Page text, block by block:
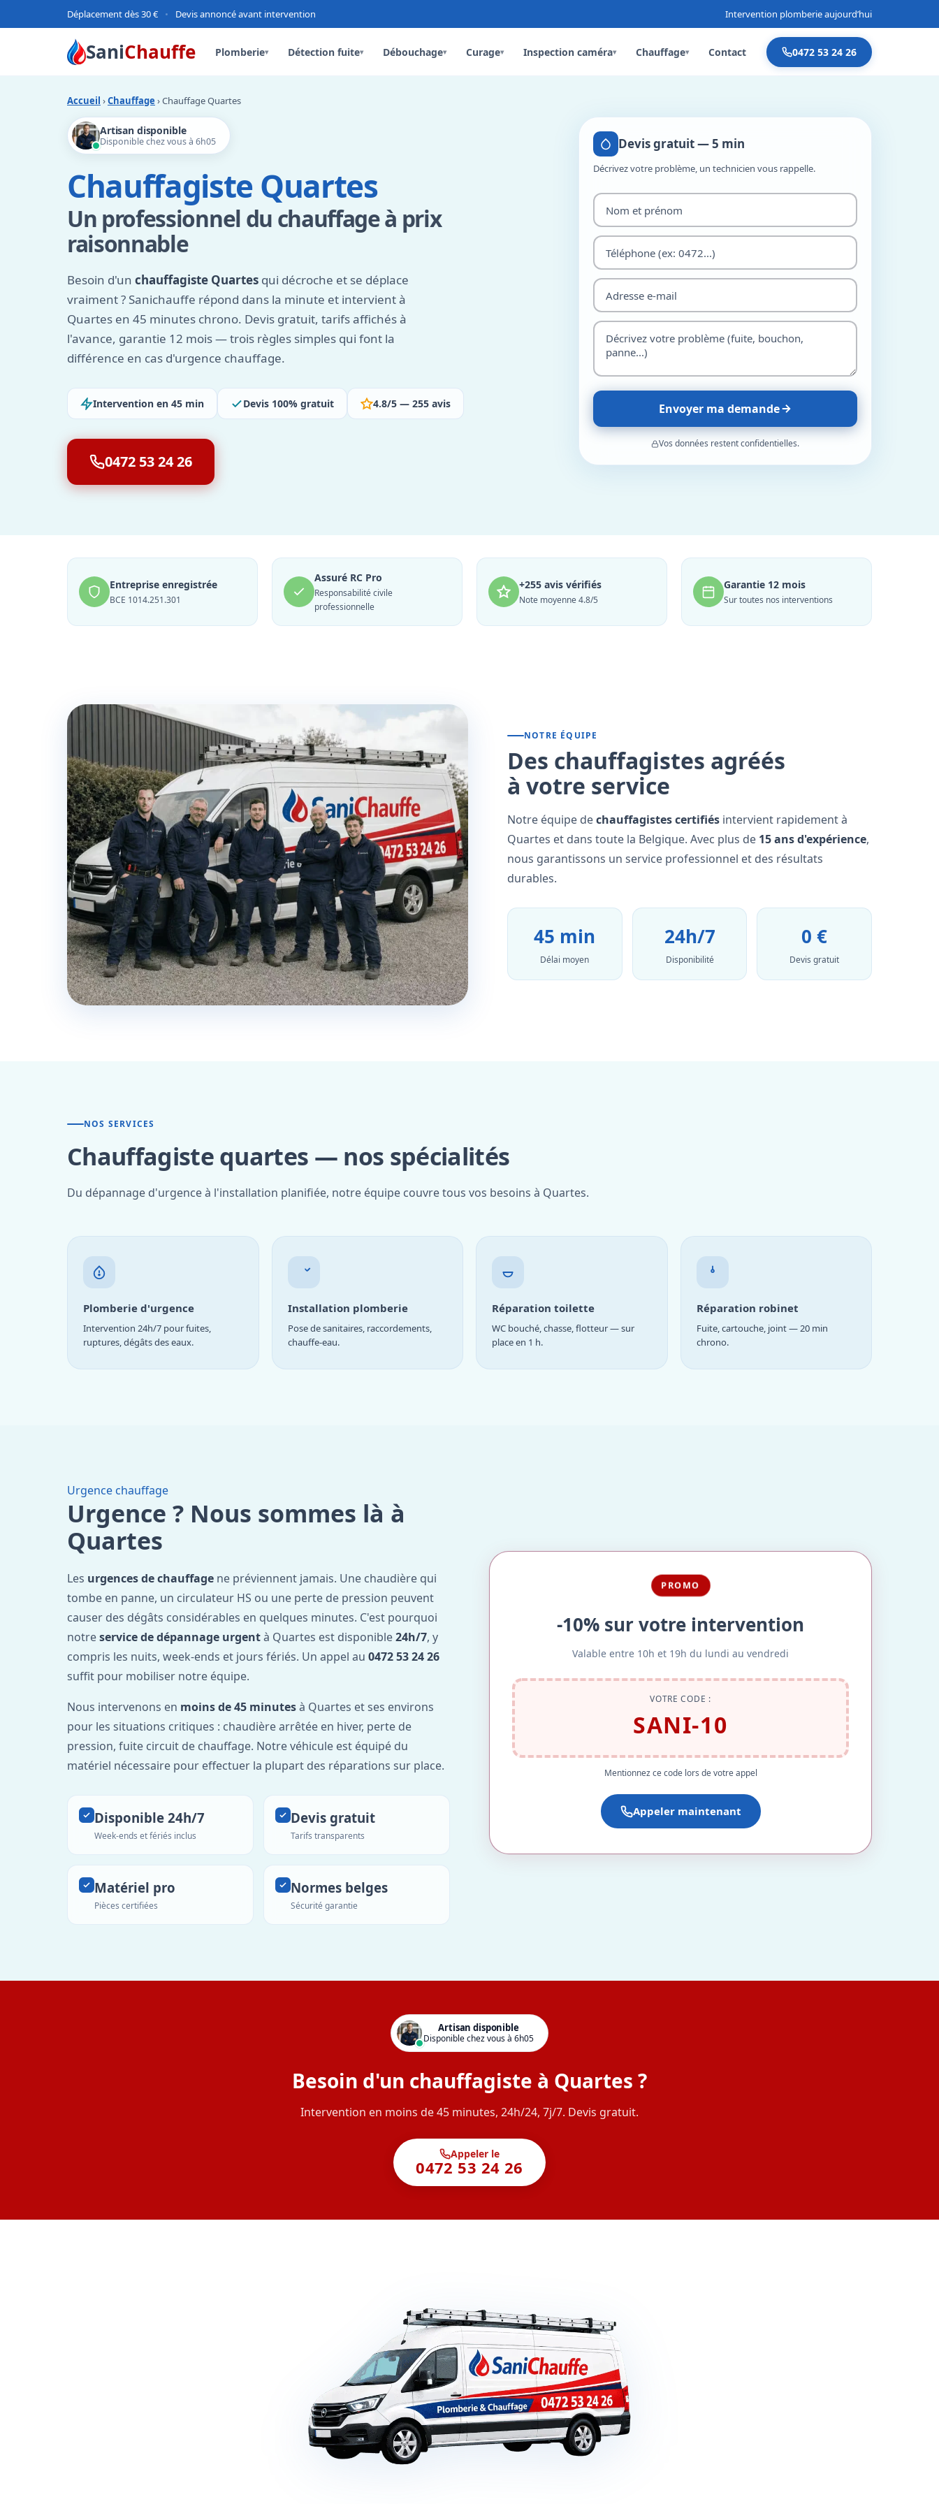
Déplacement dès 30 € • Devis annoncé avant intervention Intervention plomberie aujourd’hui
SaniChauffe Plomberie▾ Détection fuite▾ Débouchage▾ Curage▾ Inspection caméra▾ Chauffage▾ Contact 0472 53 24 26
Accueil ›Chauffage › Chauffage Quartes
Artisan disponible
Disponible chez vous à 6h05
Chauffagiste Quartes
Un professionnel du chauffage à prix
raisonnable
Besoin d'un chauffagiste Quartes qui décroche et se déplace
vraiment ? Sanichauffe répond dans la minute et intervient à
Quartes en 45 minutes chrono. Devis gratuit, tarifs affichés à
l'avance, garantie 12 mois — trois règles simples qui font la
différence en cas d'urgence chauffage.
Intervention en 45 min Devis 100% gratuit 4.8/5 — 255 avis
0472 53 24 26
Devis gratuit — 5 min
Décrivez votre problème, un technicien vous rappelle.
Envoyer ma demande
Vos données restent confidentielles.
Entreprise enregistrée
BCE 1014.251.301
Assuré RC Pro
Responsabilité civile
professionnelle
+255 avis vérifiés
Note moyenne 4.8/5
Garantie 12 mois
Sur toutes nos interventions
NOTRE ÉQUIPE
Des chauffagistes agréés
à votre service
Notre équipe dechauffagistes certifiés intervient rapidement à
Quartes et dans toute la Belgique. Avec plus de 15 ans d'expérience,
nous garantissons un service professionnel et des résultats
durables.
45 min
Délai moyen
24h/7
Disponibilité
0 €
Devis gratuit
NOS SERVICES
Chauffagiste quartes — nos spécialités
Du dépannage d'urgence à l'installation planifiée, notre équipe couvre tous vos besoins à Quartes.
Plomberie d'urgence
Intervention 24h/7 pour fuites,
ruptures, dégâts des eaux.
Installation plomberie
Pose de sanitaires, raccordements,
chauffe-eau.
Réparation toilette
WC bouché, chasse, flotteur — sur
place en 1 h.
Réparation robinet
Fuite, cartouche, joint — 20 min
chrono.
Urgence chauffage
Urgence ? Nous sommes là à
Quartes
Les urgences de chauffage ne préviennent jamais. Une chaudière qui
tombe en panne, un circulateur HS ou une perte de pression peuvent
causer des dégâts considérables en quelques minutes. C'est pourquoi
notreservice de dépannage urgentà Quartes est disponible24h/7, y
compris les nuits, week-ends et jours fériés. Un appel au 0472 53 24 26
suffit pour mobiliser notre équipe.
Nous intervenons en moins de 45 minutesà Quartes et ses environs
pour les situations critiques : chaudière arrêtée en hiver, perte de
pression, fuite circuit de chauffage. Notre véhicule est équipé du
matériel nécessaire pour effectuer la plupart des réparations sur place.
Disponible 24h/7
Week-ends et fériés inclus
Devis gratuit
Tarifs transparents
Matériel pro
Pièces certifiées
Normes belges
Sécurité garantie
PROMO
-10% sur votre intervention
Valable entre 10h et 19h du lundi au vendredi
VOTRE CODE :
SANI-10
Mentionnez ce code lors de votre appel
Appeler maintenant
Artisan disponible
Disponible chez vous à 6h05
Besoin d'un chauffagiste à Quartes ?
Intervention en moins de 45 minutes, 24h/24, 7j/7. Devis gratuit.
Appeler le
0472 53 24 26